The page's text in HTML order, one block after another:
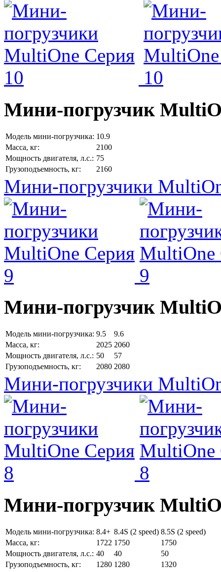
Мини-погрузчик
Модель мини-погрузчика: 10.9
Масса, кг:
2100
Мощность двигателя, л.с.: 75
Грузоподъемность, кг:
2160
Мини-погрузчики
Мини-погрузчик
Модель мини-погрузчика: 9.5
9.6
Масса, кг:
2025 2060
Мощность двигателя, л.с.: 50
57
Грузоподъемность, кг:
2080 2080
Мини-погрузчики
Мини-погрузчик
Модель мини-погрузчика: 8.4+ 8.4S (2 speed) 8.5S (2 speed)
Масса, кг:
1722 1750
1750
Мощность двигателя, л.с.: 40 40
50
Грузоподъемность, кг:
1280 1280 1320